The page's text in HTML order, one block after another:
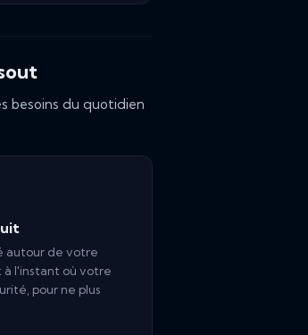
besoins du quotidien
autour de votre
à l'instant où votre
pour ne plus